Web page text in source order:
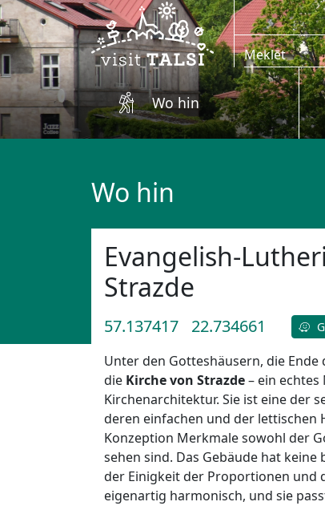
Zum Hauptinhalt springen
Wo hin
Wo hin
Evangelish-
Strazde
57.137417 22.734661
Unter den Gotteshäusern, die Ende
die Kirche von Strazde– ein
Kirchenarchitektur. Sie ist eine der
deren einfachen und der lettischen
Konzeption Merkmale sowohl der
sehen sind. Das Gebäude hat
der Einigkeit der Proportionen und
eigenartig harmonisch, und sie